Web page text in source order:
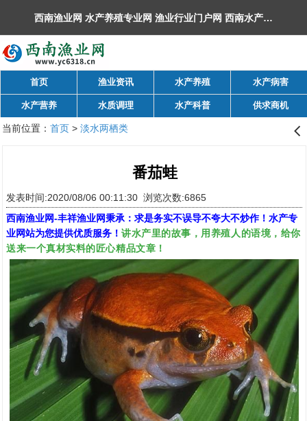
西南渔业网 水产养殖专业网 渔业行业门户网 ​西南水产网 丰祥渔业网 永川水花网，欢迎光临！
首页 渔业资讯 水产养殖 水产病害
水产营养 水质调理 水产科普 供求商机
当前位置： 首页> 淡水两栖类 󰊒
番茄蛙
发表时间:2020/08/06 00:11:30 浏览次数:6865
西南渔业网-丰祥渔业网秉承：求是务实不误导不夸大不炒作！水产专
业网站为您提供优质服务！ 讲水产里的故事，用养殖人的语境，给你
送来一个真材实料的匠心精品文章！